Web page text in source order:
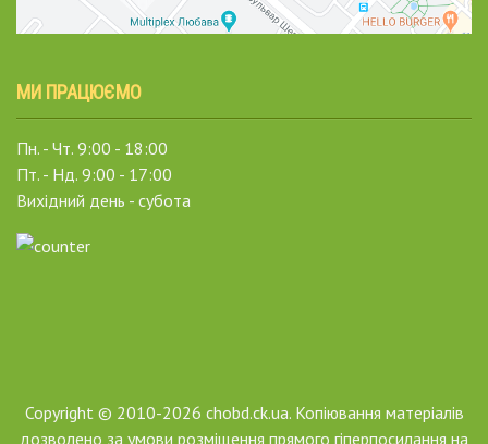
МИ ПРАЦЮЄМО
Пн. - Чт. 9:00 - 18:00
Пт. - Нд. 9:00 - 17:00
Вихідний день - субота
Copyright © 2010-2026 chobd.ck.ua. Копіювання матеріалів
дозволено за умови розміщення прямого гіперпосилання на